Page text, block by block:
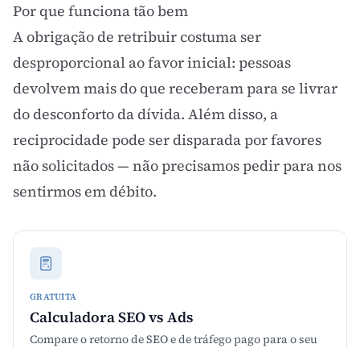
Por que funciona tão bem
A obrigação de retribuir costuma ser
desproporcional ao favor inicial: pessoas
devolvem mais do que receberam para se livrar
do desconforto da dívida. Além disso, a
reciprocidade pode ser disparada por favores
não solicitados — não precisamos pedir para nos
sentirmos em débito.
GRATUITA
Calculadora SEO vs Ads
Compare o retorno de SEO e de tráfego pago para o seu